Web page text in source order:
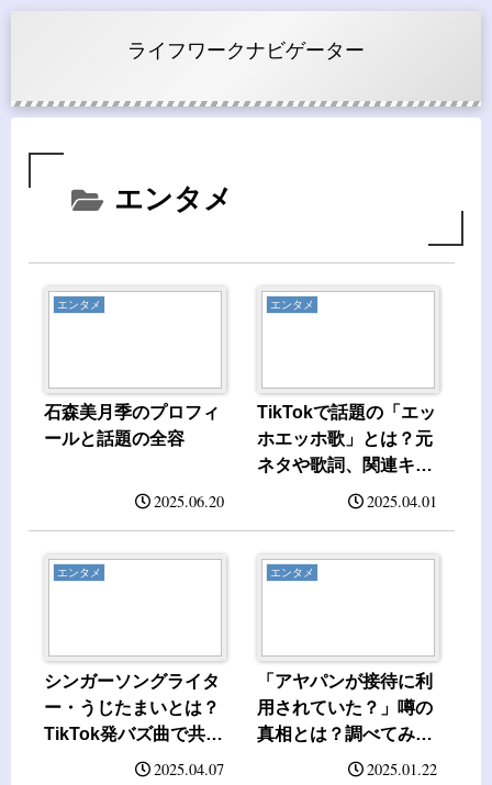
ライフワークナビゲーター
エンタメ
エンタメ
石森美月季のプロフィ
ールと話題の全容
2025.06.20
エンタメ
TikTokで話題の「エッ
ホエッホ歌」とは？元
ネタや歌詞、関連キー
ワードを徹底解説​2025.04.01
エンタメ
シンガーソングライタ
ー・うじたまいとは？
TikTok発バズ曲で共感
を呼ぶその魅力2025.04.07
エンタメ
「アヤパンが接待に利
用されていた？」噂の
真相とは？調べてみま
2025.01.22